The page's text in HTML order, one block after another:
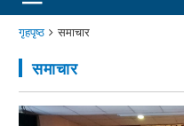
गृहपृष्ठ समाचार
समाचार